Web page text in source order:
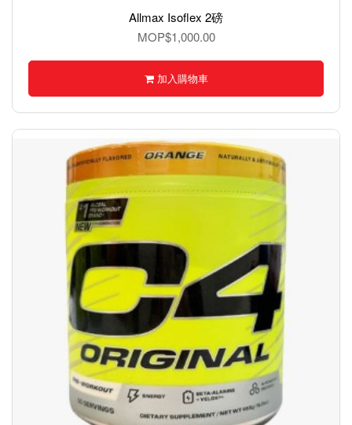
Allmax Isoflex 2磅
MOP$1,000.00
加入購物車